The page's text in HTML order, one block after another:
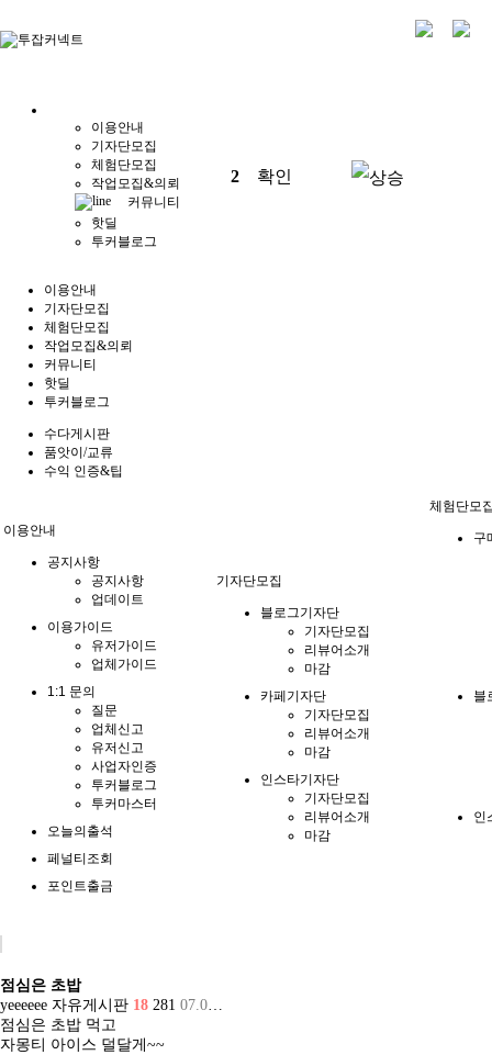
이용안내
기자단모집
체험단모집
작업모집&의뢰
커뮤니티
핫딜
투커블로그
2 확인
이용안내
기자단모집
체험단모집
작업모집&의뢰
커뮤니티
핫딜
투커블로그
수다게시판
품앗이/교류
수익 인증&팁
이용안내
공지사항
공지사항
업데이트
이용가이드
유저가이드
업체가이드
1:1 문의
질문
업체신고
유저신고
사업자인증
투커블로그
투커마스터
오늘의출석
페널티조회
포인트출금
기자단모집
블로그기자단
기자단모집
리뷰어소개
마감
카페기자단
기자단모집
리뷰어소개
마감
인스타기자단
기자단모집
리뷰어소개
마감
체험단모
구
블
인
점심은 초밥
yeeeeee 자유게시판 18 281 07.08 13:51
점심은 초밥 먹고
자몽티 아이스 덜달게~~